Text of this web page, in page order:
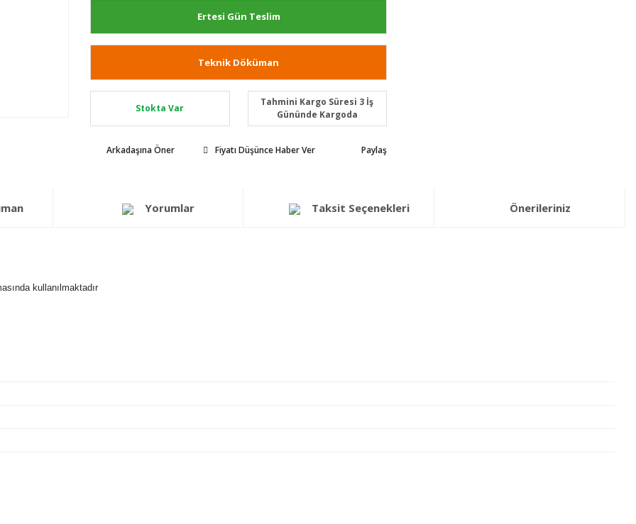
Ertesi Gün Teslim
Teknik Döküman
Stokta Var
Tahmini Kargo Süresi 3 İş
Gününde Kargoda
Arkadaşına Öner Fiyatı Düşünce Haber Ver Paylaş
Yorumlar Taksit Seçenekleri Önerileriniz
kullanılmaktadır